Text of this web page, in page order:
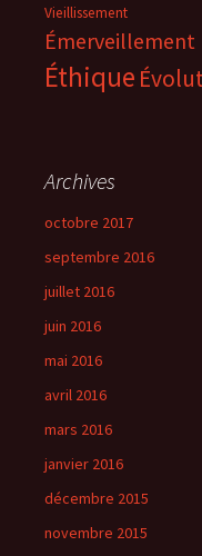
Vieillissement
Émerveillement
Éthique
Archives
octobre 2017
septembre 2016
juillet 2016
juin 2016
mai 2016
avril 2016
mars 2016
janvier 2016
décembre 2015
novembre 2015